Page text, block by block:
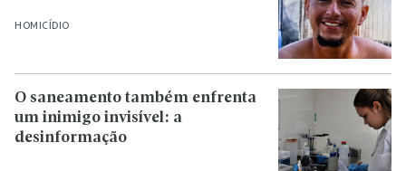
HOMICÍDIO
O saneamento também enfrenta
um inimigo invisível: a
desinformação